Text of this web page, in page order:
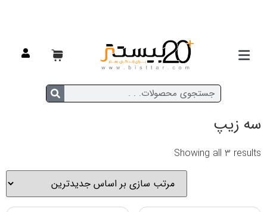
/ محصولات برچسب خورده “سه زیپ”
سه زیپ
Showing all 3 results